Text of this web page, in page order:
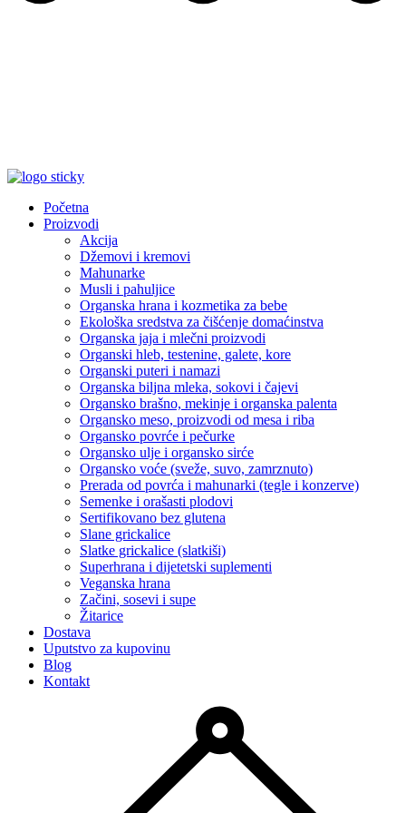
Početna
Proizvodi
Akcija
Džemovi i kremovi
Mahunarke
Musli i pahuljice
Organska hrana i kozmetika za bebe
Ekološka sredstva za čišćenje domaćinstva
Organska jaja i mlečni proizvodi
Organski hleb, testenine, galete, kore
Organski puteri i namazi
Organska biljna mleka, sokovi i čajevi
Organsko brašno, mekinje i organska palenta
Organsko meso, proizvodi od mesa i riba
Organsko povrće i pečurke
Organsko ulje i organsko sirće
Organsko voće (sveže, suvo, zamrznuto)
Prerada od povrća i mahunarki (tegle i konzerve)
Semenke i orašasti plodovi
Sertifikovano bez glutena
Slane grickalice
Slatke grickalice (slatkiši)
Superhrana i dijetetski suplementi
Veganska hrana
Začini, sosevi i supe
Žitarice
Dostava
Uputstvo za kupovinu
Blog
Kontakt